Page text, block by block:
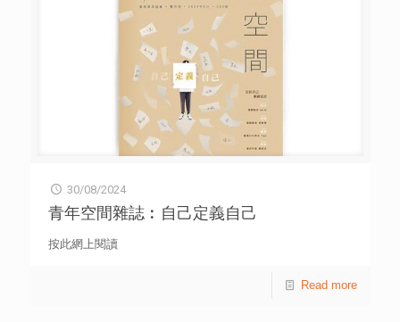
30/08/2024
青年空間雜誌︰自己定義自己
按此網上閱讀
Read more